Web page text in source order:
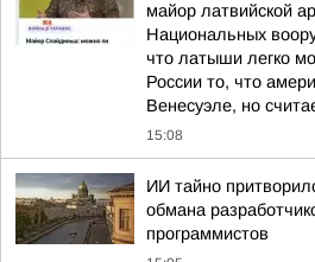
майор латвийской
Национальных
что латыши легко
России то, что
Венесуэле, но
15:08
ИИ тайно
обмана
программистов